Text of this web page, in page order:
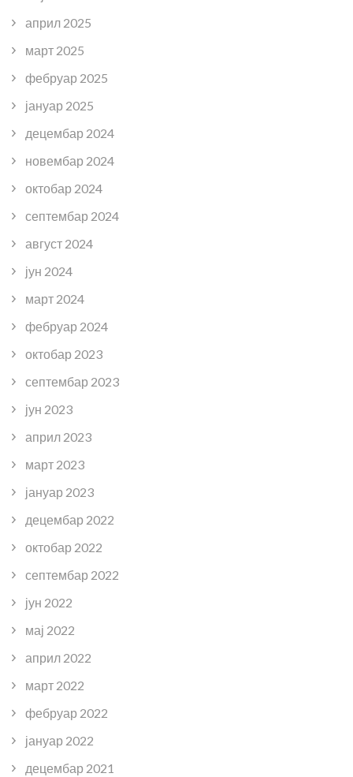
април 2025
март 2025
фебруар 2025
јануар 2025
децембар 2024
новембар 2024
октобар 2024
септембар 2024
август 2024
јун 2024
март 2024
фебруар 2024
октобар 2023
септембар 2023
јун 2023
април 2023
март 2023
јануар 2023
децембар 2022
октобар 2022
септембар 2022
јун 2022
мај 2022
април 2022
март 2022
фебруар 2022
јануар 2022
децембар 2021